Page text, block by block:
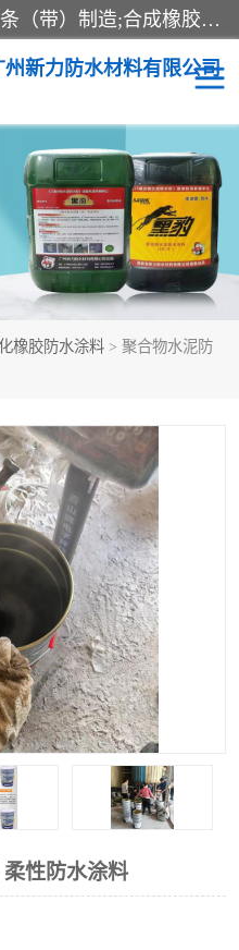
经营范围包括防水嵌缝密封条（带）制造;合成橡胶制造（监控化学品、危险化学品除外）;沥青混合物制造;防水胶粘带制造;其他合成材料制造（监控化学品、危险化学品除外）;涂料制造（监控化学品、危险化学品除外）;建筑结构防水补漏;防水建筑材料制造;粘合剂制造（监控化学品、危险化学品除外）;涂料零售;广州新力防水材料有限公司具有1处分支机构。
州新力防水材料有限公司
橡胶防水涂料 > 聚合物水泥防
性防水涂料
建筑108胶水
自粘卷材